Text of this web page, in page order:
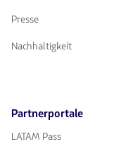
Presse
Nachhaltigkeit
Partnerportale
LATAM Pass